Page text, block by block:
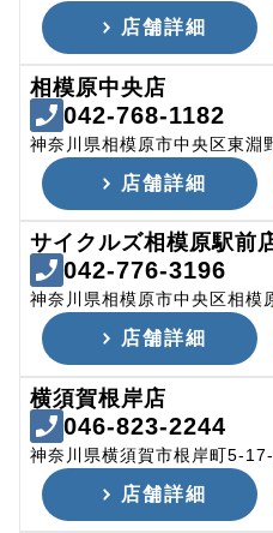
店舗詳細
相模原中央店
042-768-1182
神奈川県相模原市中央区東淵
店舗詳細
サイクルズ相模原駅前
042-776-3196
神奈川県相模原市中央区相模
店舗詳細
横須賀根岸店
046-823-2244
神奈川県横須賀市根岸町5-
店舗詳細